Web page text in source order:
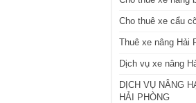
Cho thuê xe cẩu
Thuê xe nâng Hải
Dịch vụ xe nâng
DỊCH VỤ NÂNG
HẢI PHÒNG